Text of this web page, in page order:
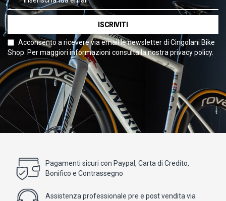
ISCRIVITI
Acconsento a ricevere via email le newsletter di Cingolani Bike
Shop. Per maggiori informazioni consulta la nostra privacy policy.
Pagamenti sicuri con Paypal, Carta di Credito,
Bonifico e Contrassegno
Assistenza professionale pre e post vendita via